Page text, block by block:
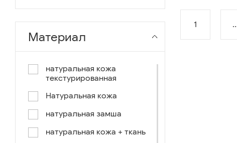
серо-коричневый
светло-голубой
чёрный-коричневый
комбинированный
коричнево-зеленый
коричневый-синий
коричневый/светло-
Материал
натуральная кожа
текстурированная
Натуральная кожа
натуральная замша
натуральная кожа + ткань
1